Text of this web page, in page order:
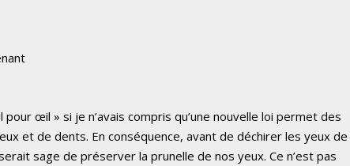
œil » si je n’avais compris qu’une nouvelle loi permet des
et de dents. En conséquence, avant de déchirer les yeux de
sage de préserver la prunelle de nos yeux. Ce n’est pas